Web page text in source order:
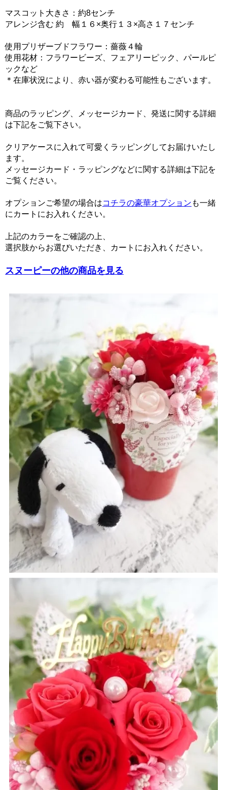
マスコット大きさ：約8センチ
アレンジ含む 約 幅１６×奥行１３×高さ１７センチ
使用プリザーブドフラワー：薔薇４輪
使用花材：フラワービーズ、フェアリーピック、パールピ
ックなど
＊在庫状況により、赤い器が変わる可能性もございます。
商品のラッピング、メッセージカード、発送に関する詳細
は下記をご覧下さい。
クリアケースに入れて可愛くラッピングしてお届けいたし
ます。
メッセージカード・ラッピングなどに関する詳細は下記を
ご覧ください。
オプションご希望の場合はコチラの豪華オプション も一緒
にカートにお入れください。
上記のカラーをご確認の上、
選択肢からお選びいただき、カートにお入れください。
スヌーピーの他の商品を見る